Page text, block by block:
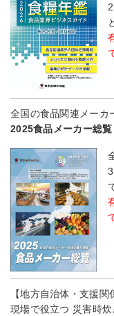
全国の食品関連メー
2025食品メーカー総覧
【地方自治体・支援関
現場で役立つ 災害時